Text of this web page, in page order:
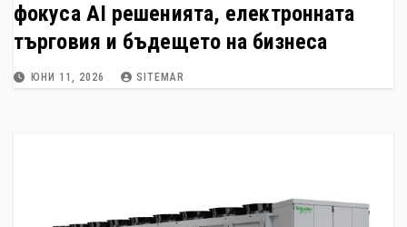
фокуса AI решенията, електронната
търговия и бъдещето на бизнеса
ЮНИ 11, 2026 SITEMAR